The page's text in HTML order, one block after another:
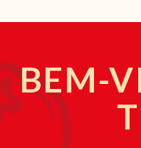
BEM-